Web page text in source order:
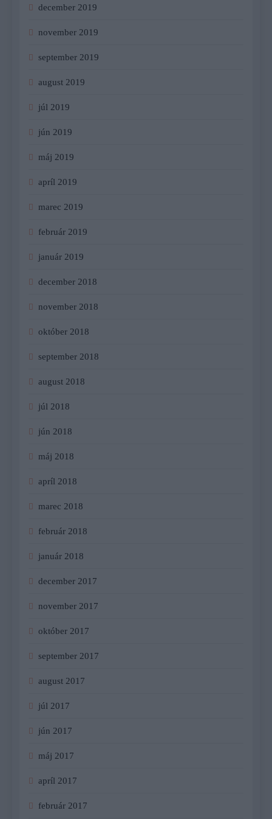
december 2019
november 2019
september 2019
august 2019
júl 2019
jún 2019
máj 2019
apríl 2019
marec 2019
február 2019
január 2019
december 2018
november 2018
október 2018
september 2018
august 2018
júl 2018
jún 2018
máj 2018
apríl 2018
marec 2018
február 2018
január 2018
december 2017
november 2017
október 2017
september 2017
august 2017
júl 2017
jún 2017
máj 2017
apríl 2017
február 2017